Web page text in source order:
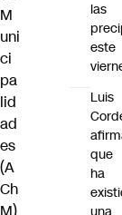
M
uni
ci
pa
lid
ad
es
(A
Ch
las
este
Luis
que
ha
una